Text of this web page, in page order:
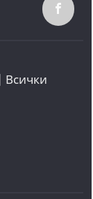
Всички